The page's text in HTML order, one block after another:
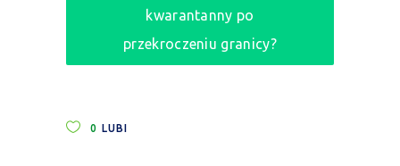
kwarantanny po
przekroczeniu granicy?
0 LUBI